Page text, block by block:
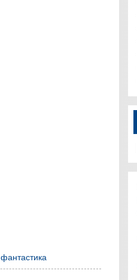
фантастика